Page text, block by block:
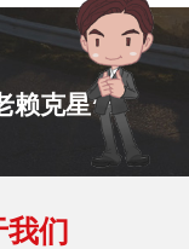
赖克星”
我们